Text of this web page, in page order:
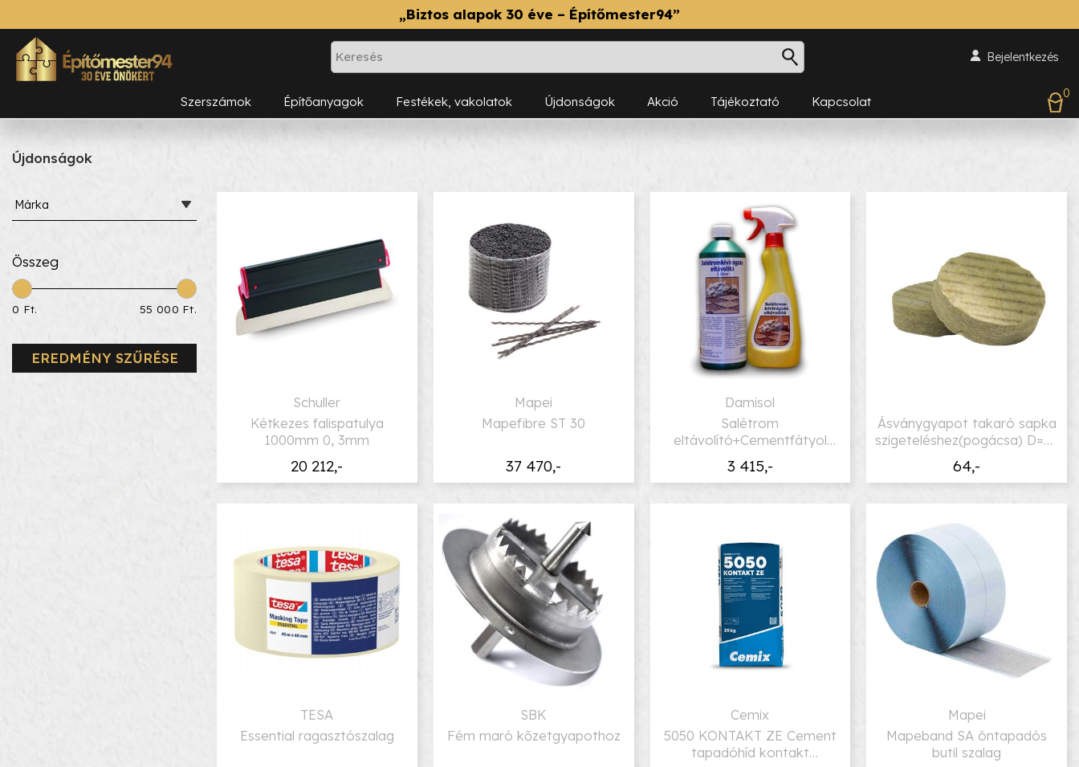
„Biztos alapok 30 éve – Építőmester94”
Bejelentkezés
Szerszámok Építőanyagok Festékek, vakolatok Újdonságok Akció Tájékoztató Kapcsolat
0
Újdonságok
20 212,-
Schuller
Kétkezes falispatulya
1000mm 0, 3mm
37 470,-
Mapei
Mapefibre ST 30
3 415,-
Damisol
Salétrom
eltávolító+Cementfátyol
eltávolító
64,-
Ásványgyapot takaró sapka
szigeteléshez(pogácsa) D=67
mm
TESA
Essential ragasztószalag
SBK
Fém maró kőzetgyapothoz
Cemix
5050 KONTAKT ZE Cement
tapadóhíd kontakt
Mapei
Mapeband SA öntapadós
butil szalag
Márka
Összeg
0 Ft. 55 000 Ft.
EREDMÉNY SZŰRÉSE